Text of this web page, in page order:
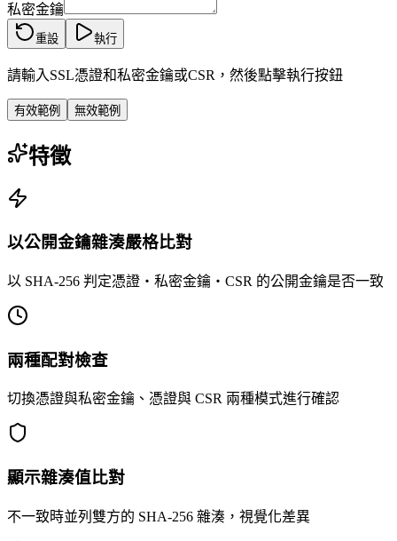
私密金鑰
重設 執行
請輸入SSL憑證和私密金鑰或CSR，然後點擊執行按鈕
有效範例 無效範例
特徵
以公開金鑰雜湊嚴格比對
以 SHA-256 判定憑證・私密金鑰・CSR 的公開金鑰是否一致
兩種配對檢查
切換憑證與私密金鑰、憑證與 CSR 兩種模式進行確認
顯示雜湊值比對
不一致時並列雙方的 SHA-256 雜湊，視覺化差異